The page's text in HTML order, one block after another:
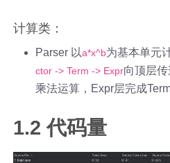
计算类：
Parser 以a*x^b为基本单元
ctor -> Term -> Expr向顶层
乘法运算，Expr层完成
1.2 代码量